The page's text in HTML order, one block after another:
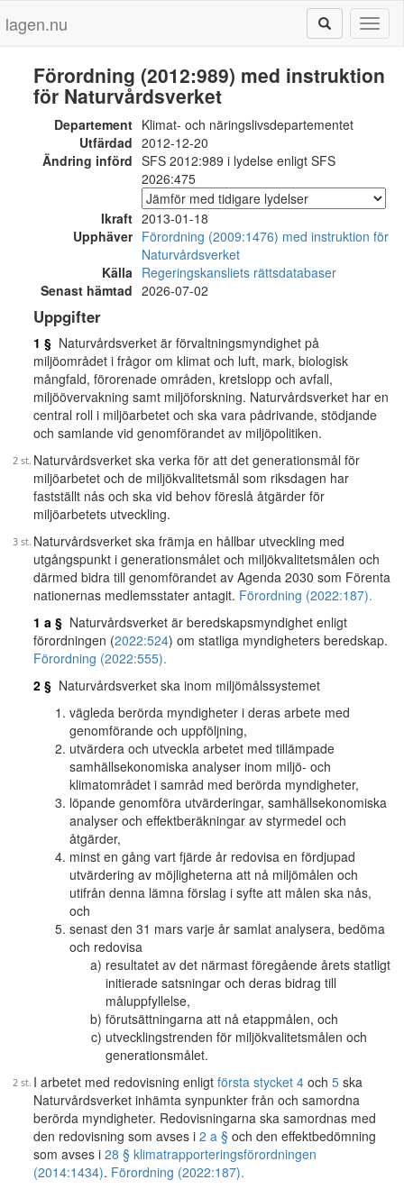
lagen.nu
Förordning (2012:989) med instruktion
för Naturvårdsverket
Departement Klimat- och näringslivsdepartementet
Utfärdad 2012-12-20
Ändring införd SFS 2012:989 i lydelse enligt SFS
2026:475
Ikraft 2013-01-18
Upphäver Förordning (2009:1476) med instruktion för
Naturvårdsverket
Källa Regeringskansliets rättsdatabaser
Senast hämtad 2026-07-02
Uppgifter
1 § Naturvårdsverket är förvaltningsmyndighet på
miljöområdet i frågor om klimat och luft, mark, biologisk
mångfald, förorenade områden, kretslopp och avfall,
miljöövervakning samt miljöforskning. Naturvårdsverket har en
central roll i miljöarbetet och ska vara pådrivande, stödjande
och samlande vid genomförandet av miljöpolitiken.
Naturvårdsverket ska verka för att det generationsmål för
miljöarbetet och de miljökvalitetsmål som riksdagen har
fastställt nås och ska vid behov föreslå åtgärder för
miljöarbetets utveckling.
Naturvårdsverket ska främja en hållbar utveckling med
utgångspunkt i generationsmålet och miljökvalitetsmålen och
därmed bidra till genomförandet av Agenda 2030 som Förenta
nationernas medlemsstater antagit. Förordning (2022:187).
1 a § Naturvårdsverket är beredskapsmyndighet enligt
förordningen (2022:524) om statliga myndigheters beredskap.
Förordning (2022:555).
2 § Naturvårdsverket ska inom miljömålssystemet
vägleda berörda myndigheter i deras arbete med
genomförande och uppföljning,
utvärdera och utveckla arbetet med tillämpade
samhällsekonomiska analyser inom miljö- och
klimatområdet i samråd med berörda myndigheter,
löpande genomföra utvärderingar, samhällsekonomiska
analyser och effektberäkningar av styrmedel och
åtgärder,
minst en gång vart fjärde år redovisa en fördjupad
utvärdering av möjligheterna att nå miljömålen och
utifrån denna lämna förslag i syfte att målen ska nås,
och
senast den 31 mars varje år samlat analysera, bedöma
och redovisa
resultatet av det närmast föregående årets statligt
initierade satsningar och deras bidrag till
måluppfyllelse,
förutsättningarna att nå etappmålen, och
utvecklingstrenden för miljökvalitetsmålen och
generationsmålet.
I arbetet med redovisning enligt första stycket 4 och 5 ska
Naturvårdsverket inhämta synpunkter från och samordna
berörda myndigheter. Redovisningarna ska samordnas med
den redovisning som avses i 2 a § och den effektbedömning
som avses i 28 § klimatrapporteringsförordningen
(2014:1434). Förordning (2022:187).